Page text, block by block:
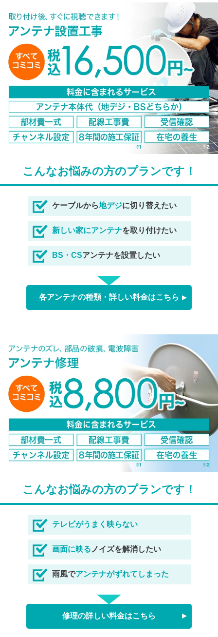
こんなお悩みの方のプランです！
ケーブルから地デジに切り替えたい
新しい家にアンテナを取り付けたい
BS・CSアンテナを設置したい
各アンテナの種類・詳しい料金はこちら
こんなお悩みの方のプランです！
テレビがうまく映らない
画面に映る ノイズを解消したい
雨風でアンテナがずれてしまった
修理の詳しい料金はこちら